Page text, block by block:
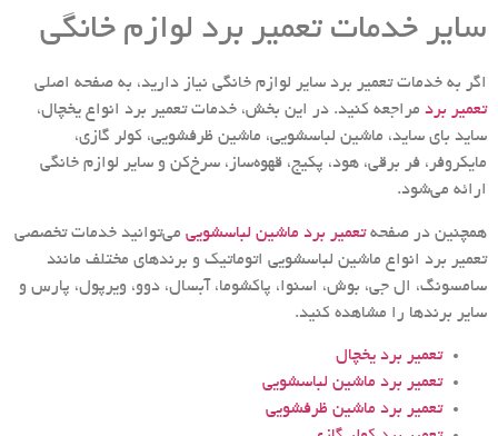
سایر خدمات تعمیر برد لوازم خانگی
اگر به خدمات تعمیر برد سایر لوازم خانگی نیاز دارید، به صفحه اصلی
تعمیر برد مراجعه کنید. در این بخش، خدمات تعمیر برد انواع یخچال،
ساید بای ساید، ماشین لباسشویی، ماشین ظرفشویی، کولر گازی،
مایکروفر، فر برقی، هود، پکیج، قهوه‌ساز، سرخ‌کن و سایر لوازم خانگی
ارائه می‌شود.
همچنین در صفحهتعمیر برد ماشین لباسشویی می‌توانید خدمات تخصصی
تعمیر برد انواع ماشین لباسشویی اتوماتیک و برندهای مختلف مانند
سامسونگ، ال جی، بوش، اسنوا، پاکشوما، آبسال، دوو، ویرپول، پارس و
سایر برندها را مشاهده کنید.
تعمیر برد یخچال
تعمیر برد ماشین لباسشویی
تعمیر برد ماشین ظرفشویی